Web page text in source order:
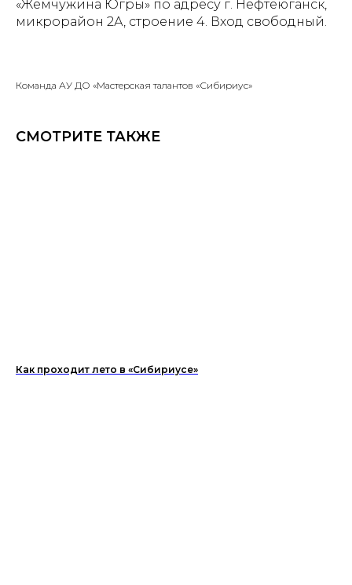
«Жемчужина Югры» по адресу г. Нефтеюганск,
микрорайон 2А, строение 4. Вход свободный.
Команда АУ ДО «Мастерская талантов «Сибириус»
СМОТРИТЕ ТАКЖЕ
Как проходит лето в «Сибириусе»